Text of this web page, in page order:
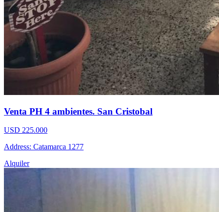
Venta PH 4 ambientes. San Cristobal
USD 225.000
Address: Catamarca 1277
Alquiler